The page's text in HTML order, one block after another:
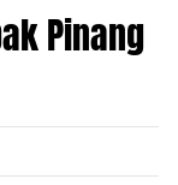
Pinang